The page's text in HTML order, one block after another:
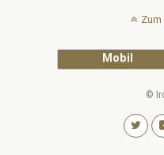
Zum
Mobil
©